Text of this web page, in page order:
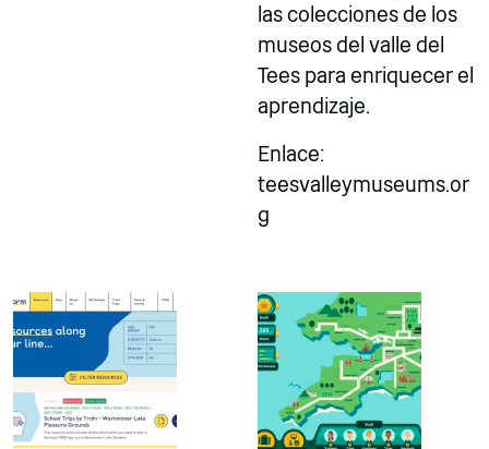
las colecciones de los
museos del valle del
Tees para enriquecer el
aprendizaje.
Enlace:
teesvalleymuseums.or
g